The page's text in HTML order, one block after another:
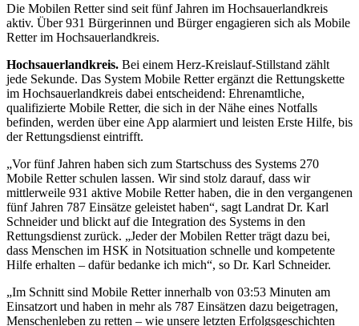
Die Mobilen Retter sind seit fünf Jahren im Hochsauerlandkreis
aktiv. Über 931 Bürgerinnen und Bürger engagieren sich als Mobile
Retter im Hochsauerlandkreis.
Hochsauerlandkreis. Bei einem Herz-Kreislauf-Stillstand zählt
jede Sekunde. Das System Mobile Retter ergänzt die Rettungskette
im Hochsauerlandkreis dabei entscheidend: Ehrenamtliche,
qualifizierte Mobile Retter, die sich in der Nähe eines Notfalls
befinden, werden über eine App alarmiert und leisten Erste Hilfe, bis
der Rettungsdienst eintrifft.
„Vor fünf Jahren haben sich zum Startschuss des Systems 270
Mobile Retter schulen lassen. Wir sind stolz darauf, dass wir
mittlerweile 931 aktive Mobile Retter haben, die in den vergangenen
fünf Jahren 787 Einsätze geleistet haben“, sagt Landrat Dr. Karl
Schneider und blickt auf die Integration des Systems in den
Rettungsdienst zurück. „Jeder der Mobilen Retter trägt dazu bei,
dass Menschen im HSK in Notsituation schnelle und kompetente
Hilfe erhalten – dafür bedanke ich mich“, so Dr. Karl Schneider.
„Im Schnitt sind Mobile Retter innerhalb von 03:53 Minuten am
Einsatzort und haben in mehr als 787 Einsätzen dazu beigetragen,
Menschenleben zu retten – wie unsere letzten Erfolgsgeschichten